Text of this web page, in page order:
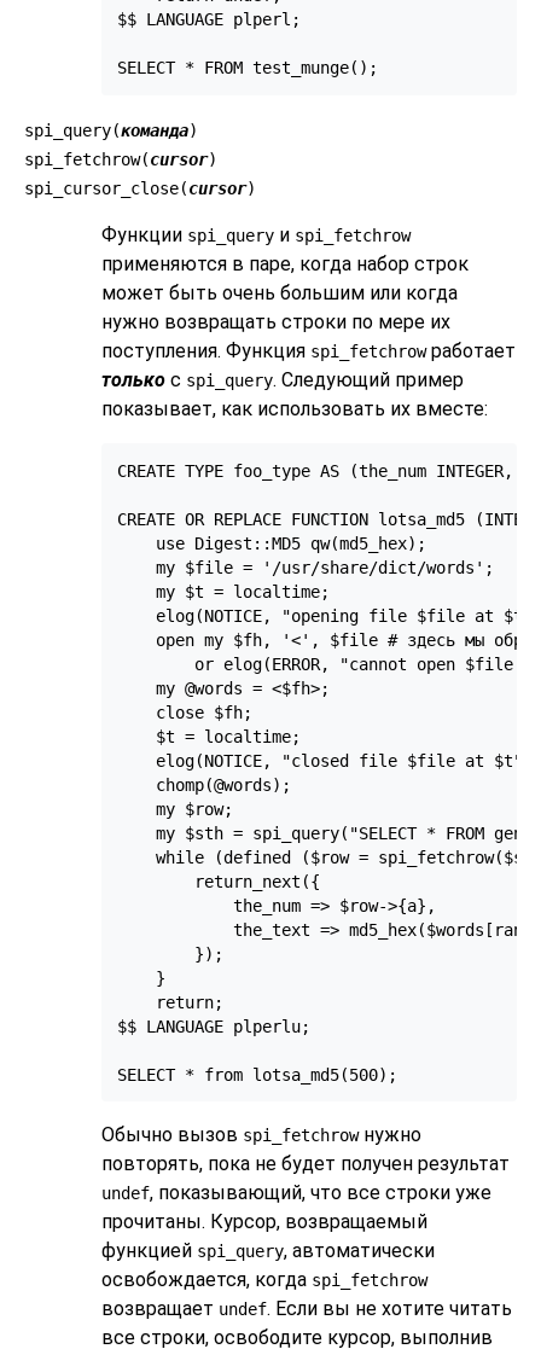
$$ LANGUAGE plperl;
SELECT * FROM test_munge();
spi_query(команда)
spi_fetchrow(cursor)
spi_cursor_close(cursor)
Функции spi_query и spi_fetchrow
применяются в паре, когда набор строк
может быть очень большим или когда
нужно возвращать строки по мере их
поступления. Функция spi_fetchrowработает
только с spi_query. Следующий пример
показывает, как использовать их вместе:
CREATE TYPE foo_type AS (the_num INTEGER,
CREATE OR REPLACE FUNCTION lotsa_md5
    use Digest::MD5 qw(md5_hex);
    my $file = '/usr/share/dict/words';
    my $t = localtime;
elog(NOTICE, "opening file $file at $t"
open my $fh, '<', $file # здесь мы
or elog(ERROR, "cannot open $file
    my @words = <$fh>;
    close $fh;
    $t = localtime;
    elog(NOTICE, "closed file $file at $t");
    chomp(@words);
    my $row;
my $sth = spi_query("SELECT * FROM
while (defined ($row =
        return_next({
            the_num => $row->{a},
the_text => md5_hex($words[rand
        });
    }
    return;
$$ LANGUAGE plperlu;
SELECT * from lotsa_md5(500);
Обычно вызов spi_fetchrowнужно
повторять, пока не будет получен результат
undef, показывающий, что все строки уже
прочитаны. Курсор, возвращаемый
функцией spi_query, автоматически
освобождается, когда spi_fetchrow
возвращает undef. Если вы не хотите читать
все строки, освободите курсор, выполнив